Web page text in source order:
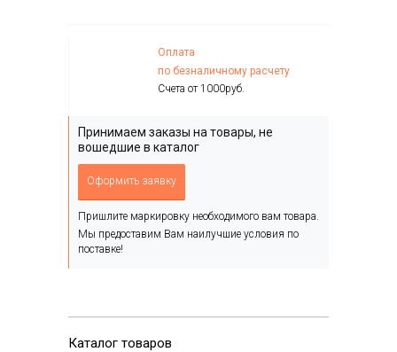
Оплата
по безналичному расчету
Счета от 1000руб.
Принимаем заказы на товары, не
вошедшие в каталог
Оформить заявку
Пришлите маркировку необходимого вам товара.
Мы предоставим Вам наилучшие условия по
поставке!
Каталог товаров